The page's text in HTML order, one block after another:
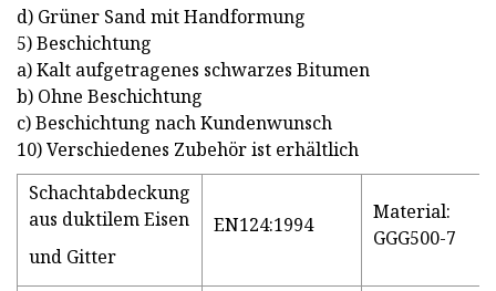
d) Grüner Sand mit Handformung
5) Beschichtung
a) Kalt aufgetragenes schwarzes Bitumen
b) Ohne Beschichtung
c) Beschichtung nach Kundenwunsch
10) Verschiedenes Zubehör ist erhältlich
Schachtabdeckung
aus duktilem Eisen
und Gitter
EN124:1994
Material:
GGG500-7